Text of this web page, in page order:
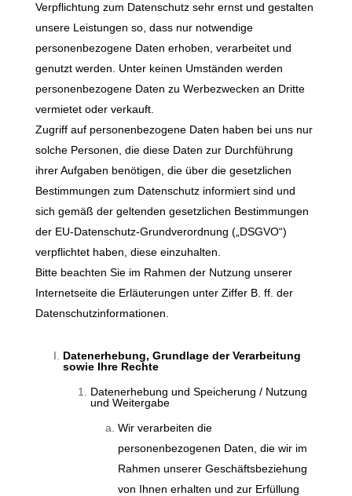
Verpflichtung zum Datenschutz sehr ernst und gestalten
unsere Leistungen so, dass nur notwendige
personenbezogene Daten erhoben, verarbeitet und
genutzt werden. Unter keinen Umständen werden
personenbezogene Daten zu Werbezwecken an Dritte
vermietet oder verkauft.
Zugriff auf personenbezogene Daten haben bei uns nur
solche Personen, die diese Daten zur Durchführung
ihrer Aufgaben benötigen, die über die gesetzlichen
Bestimmungen zum Datenschutz informiert sind und
sich gemäß der geltenden gesetzlichen Bestimmungen
der EU-Datenschutz-Grundverordnung („DSGVO“)
verpflichtet haben, diese einzuhalten.
Bitte beachten Sie im Rahmen der Nutzung unserer
Internetseite die Erläuterungen unter Ziffer B. ff. der
Datenschutzinformationen.
Datenerhebung, Grundlage der Verarbeitung
sowie Ihre Rechte
Datenerhebung und Speicherung / Nutzung
und Weitergabe
Wir verarbeiten die
personenbezogenen Daten, die wir im
Rahmen unserer Geschäftsbeziehung
von Ihnen erhalten und zur Erfüllung